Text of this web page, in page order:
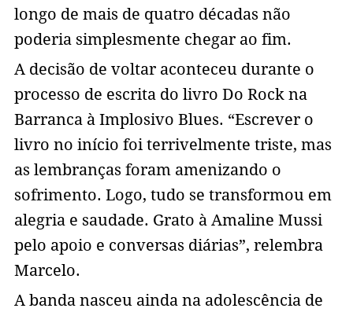
longo de mais de quatro décadas não
poderia simplesmente chegar ao fim.
A decisão de voltar aconteceu durante o
processo de escrita do livro Do Rock na
Barranca à Implosivo Blues. “Escrever o
livro no início foi terrivelmente triste, mas
as lembranças foram amenizando o
sofrimento. Logo, tudo se transformou em
alegria e saudade. Grato à Amaline Mussi
pelo apoio e conversas diárias”, relembra
Marcelo.
A banda nasceu ainda na adolescência de